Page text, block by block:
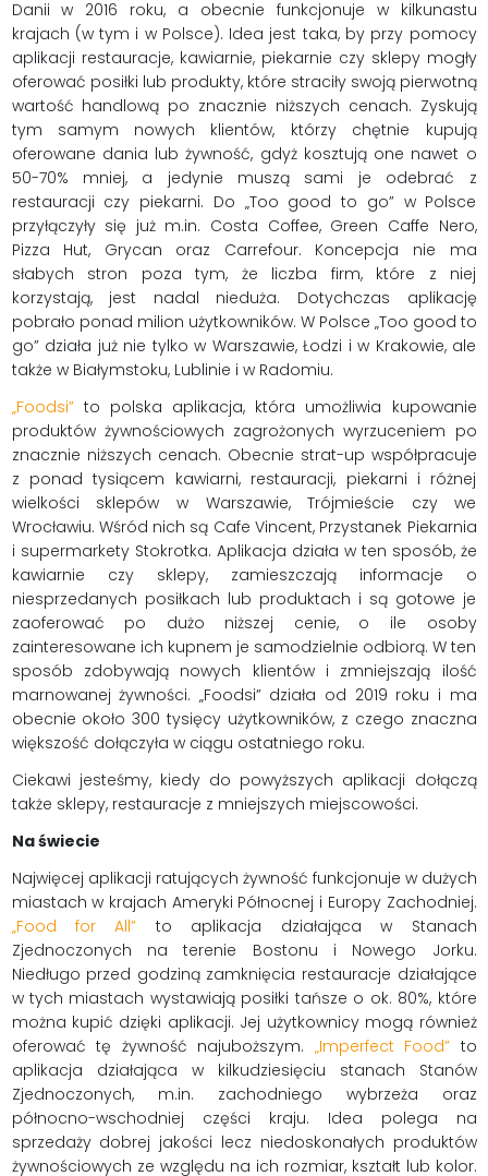
Danii w 2016 roku, a obecnie funkcjonuje w kilkunastu
krajach (w tym i w Polsce). Idea jest taka, by przy pomocy
aplikacji restauracje, kawiarnie, piekarnie czy sklepy mogły
oferować posiłki lub produkty, które straciły swoją pierwotną
wartość handlową po znacznie niższych cenach. Zyskują
tym samym nowych klientów, którzy chętnie kupują
oferowane dania lub żywność, gdyż kosztują one nawet o
50-70% mniej, a jedynie muszą sami je odebrać z
restauracji czy piekarni. Do „Too good to go” w Polsce
przyłączyły się już m.in. Costa Coffee, Green Caffe Nero,
Pizza Hut, Grycan oraz Carrefour. Koncepcja nie ma
słabych stron poza tym, że liczba firm, które z niej
korzystają, jest nadal nieduża. Dotychczas aplikację
pobrało ponad milion użytkowników. W Polsce „Too good to
go” działa już nie tylko w Warszawie, Łodzi i w Krakowie, ale
także w Białymstoku, Lublinie i w Radomiu.
„Foodsi”to polska aplikacja, która umożliwia kupowanie
produktów żywnościowych zagrożonych wyrzuceniem po
znacznie niższych cenach. Obecnie strat-up współpracuje
z ponad tysiącem kawiarni, restauracji, piekarni i różnej
wielkości sklepów w Warszawie, Trójmieście czy we
Wrocławiu. Wśród nich są Cafe Vincent, Przystanek Piekarnia
i supermarkety Stokrotka. Aplikacja działa w ten sposób, że
kawiarnie czy sklepy, zamieszczają informacje o
niesprzedanych posiłkach lub produktach i są gotowe je
zaoferować po dużo niższej cenie, o ile osoby
zainteresowane ich kupnem je samodzielnie odbiorą. W ten
sposób zdobywają nowych klientów i zmniejszają ilość
marnowanej żywności. „Foodsi” działa od 2019 roku i ma
obecnie około 300 tysięcy użytkowników, z czego znaczna
większość dołączyła w ciągu ostatniego roku.
Ciekawi jesteśmy, kiedy do powyższych aplikacji dołączą
także sklepy, restauracje z mniejszych miejscowości.
Na świecie
Najwięcej aplikacji ratujących żywność funkcjonuje w dużych
miastach w krajach Ameryki Północnej i Europy Zachodniej.
„Food for All” to aplikacja działająca w Stanach
Zjednoczonych na terenie Bostonu i Nowego Jorku.
Niedługo przed godziną zamknięcia restauracje działające
w tych miastach wystawiają posiłki tańsze o ok. 80%, które
można kupić dzięki aplikacji. Jej użytkownicy mogą również
oferować tę żywność najuboższym. „Imperfect Food” to
aplikacja działająca w kilkudziesięciu stanach Stanów
Zjednoczonych, m.in. zachodniego wybrzeża oraz
północno-wschodniej części kraju. Idea polega na
sprzedaży dobrej jakości lecz niedoskonałych produktów
żywnościowych ze względu na ich rozmiar, kształt lub kolor.